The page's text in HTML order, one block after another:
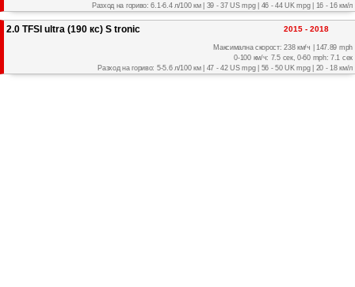
Разход на гориво: 6.1-6.4 л/100 км | 39 - 37 US mpg | 46 - 44 UK mpg | 16 - 16 км/л
2.0 TFSI ultra (190 кс) S tronic 2015 - 2018
Максимална скорост: 238 км/ч | 147.89 mph
0-100 км/ч: 7.5 сек, 0-60 mph: 7.1 сек
Разход на гориво: 5-5.6 л/100 км | 47 - 42 US mpg | 56 - 50 UK mpg | 20 - 18 км/л